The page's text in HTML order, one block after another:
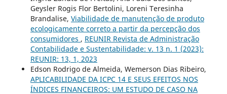
Geysler Rogis Flor Bertolini, Loreni Teresinha
Brandalise, Viabilidade de manutenção de produto
ecologicamente correto a partir da percepção dos
consumidores , REUNIR Revista de Administração
Contabilidade e Sustentabilidade: v. 13 n. 1 (2023):
REUNIR: 13, 1, 2023
Edson Rodrigo de Almeida, Wemerson Dias Ribeiro,
APLICABILIDADE DA ICPC 14 E SEUS EFEITOS NOS
ÍNDICES FINANCEIROS: UM ESTUDO DE CASO NA